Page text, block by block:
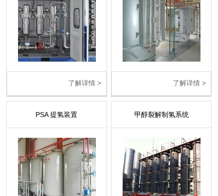
了解详情 > 了解详情 >
PSA 提氢装置 甲醇裂解制氢系统